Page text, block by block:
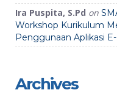
Ira Puspita, S.Pd on
Workshop Kurikulum
Penggunaan Aplikasi
Archives